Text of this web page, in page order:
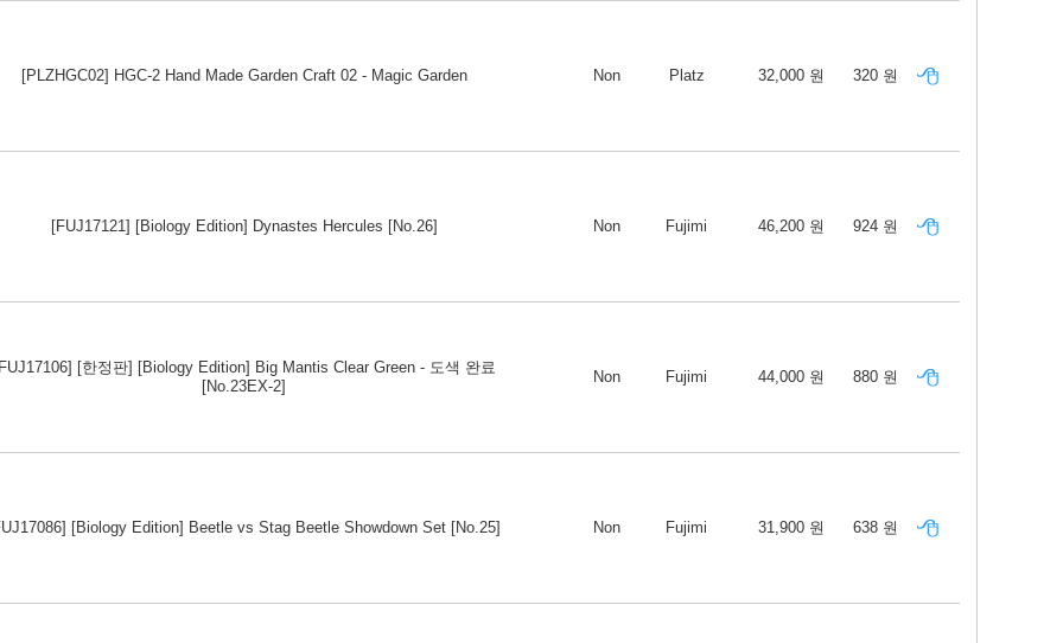
[PLZHGC02] HGC-2 Hand Made Garden Craft 02 - Magic Garden Non Platz 32,000 원 320 원
[FUJ17121] [Biology Edition] Dynastes Hercules [No.26] Non Fujimi 46,200 원 924 원
[한정판] [Biology Edition] Big Mantis Clear Green - 도색 완료
[No.23EX-2]
Non Fujimi 44,000 원 880 원
[Biology Edition] Beetle vs Stag Beetle Showdown Set [No.25] Non Fujimi 31,900 원 638 원